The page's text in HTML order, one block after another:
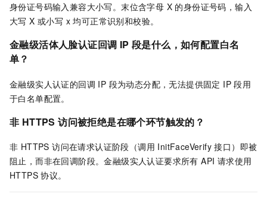
身份证号码输入兼容大小写。末位含字母 X 的身份证号码，输入
大写 X 或小写 x 均可正常识别和校验。
金融级活体人脸认证回调 IP 段是什么，如何配置白名
单？
金融级实人认证的回调 IP 段为动态分配，无法提供固定 IP 段用
于白名单配置。
非 HTTPS 访问被拒绝是在哪个环节触发的？
非 HTTPS 访问在请求认证阶段（调用 InitFaceVerify 接口）即被
阻止，而非在回调阶段。金融级实人认证要求所有 API 请求使用
HTTPS 协议。